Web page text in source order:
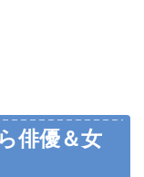
俳優＆女